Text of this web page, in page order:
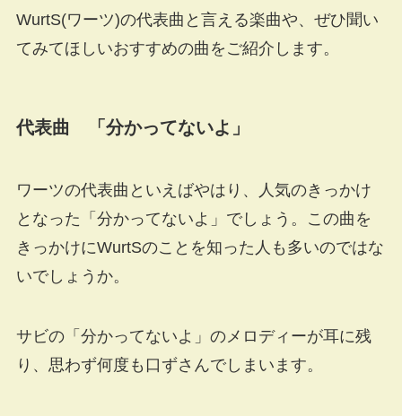
WurtS(ワーツ)の代表曲と言える楽曲や、ぜひ聞い
てみてほしいおすすめの曲をご紹介します。
代表曲 「分かってないよ」
ワーツの代表曲といえばやはり、人気のきっかけ
となった「分かってないよ」でしょう。この曲を
きっかけにWurtSのことを知った人も多いのではな
いでしょうか。
サビの「分かってないよ」のメロディーが耳に残
り、思わず何度も口ずさんでしまいます。